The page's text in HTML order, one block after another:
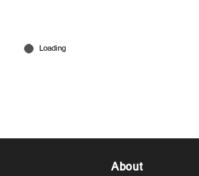
സിപിഎം നിലപാടിൽ പാളിച്ച
About